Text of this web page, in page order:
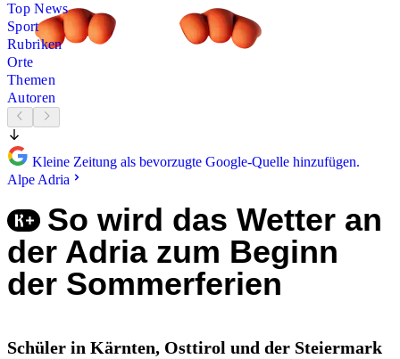
Top News
Sport
Rubriken
Orte
Themen
Autoren
Kleine Zeitung als bevorzugte Google-Quelle hinzufügen.
Alpe Adria
So wird das Wetter an
der Adria zum Beginn
der Sommerferien
Schüler in Kärnten, Osttirol und der Steiermark